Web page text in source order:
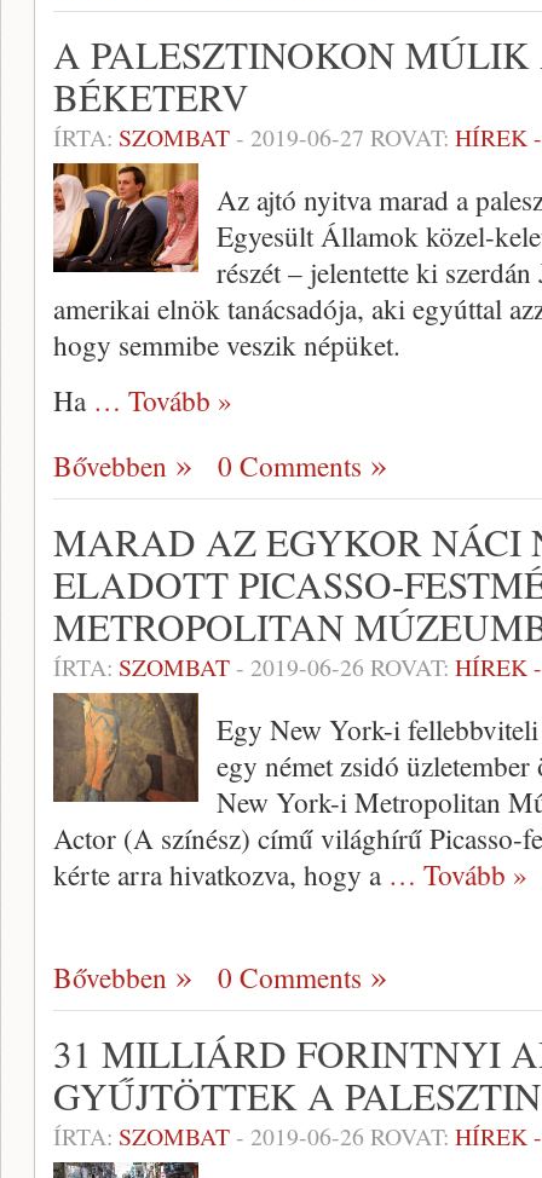
A PALESZTINOKON
BÉKETERV
ÍRTA: SZOMBAT- 2019-06-27 ROVAT: HÍREK
Az ajtó nyitva marad a
Egyesült Államok közel-
részét – jelentette ki
amerikai elnök tanácsadója, aki egyúttal
hogy semmibe veszik népüket.
Ha … Tovább »
Bővebben
0 Comments
MARAD AZ EGYKOR NÁCI
ELADOTT PICASSO-
METROPOLITAN
ÍRTA: SZOMBAT- 2019-06-26 ROVAT: HÍREK
Egy New York-i
egy német zsidó
New York-i Metropolitan
Actor (A színész) című világhírű Picasso-
kérte arra hivatkozva, hogy a … Tovább »
Bővebben 0 Comments
31 MILLIÁRD FORINTNYI
GYŰJTÖTTEK A
ÍRTA: SZOMBAT- 2019-06-26 ROVAT: HÍREK